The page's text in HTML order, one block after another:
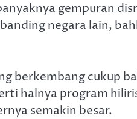
gempuran
negara lain,
berkembang cukup
halnya program
semakin besar.